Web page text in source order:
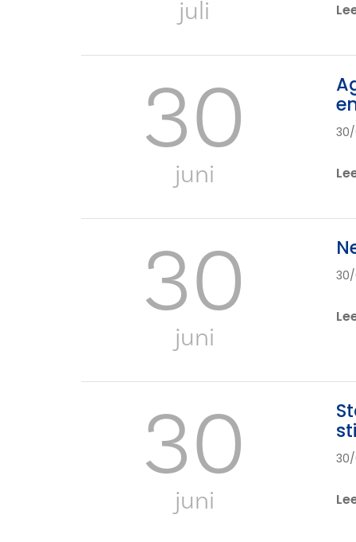
juli
30
juni
30
juni
30
juni